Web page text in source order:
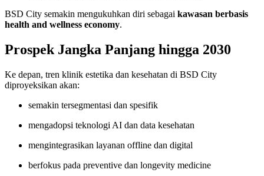
BSD City semakin mengukuhkan diri sebagai kawasan berbasis
health and wellness economy.
Prospek Jangka Panjang hingga 2030
Ke depan, tren klinik estetika dan kesehatan di BSD City
diproyeksikan akan:
semakin tersegmentasi dan spesifik
mengadopsi teknologi AI dan data kesehatan
mengintegrasikan layanan offline dan digital
berfokus pada preventive dan longevity medicine